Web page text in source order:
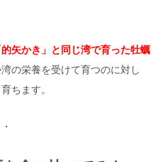
矢かき」と同じ湾で育った牡蠣
の栄養を受けて育つのに対し
ちます。